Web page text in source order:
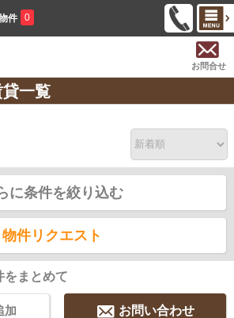
件 0
お問合せ
一覧
に条件を絞り込む
物件リクエスト
をまとめて
加 お問い合わせ